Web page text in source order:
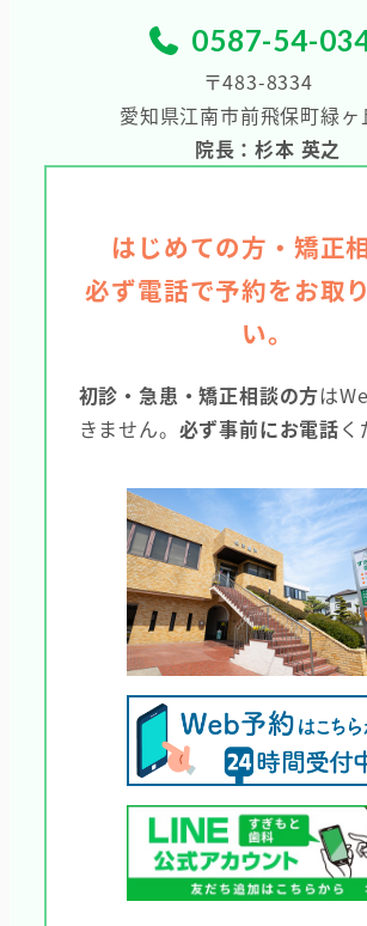
0587-54-
〒483-8334
愛知県江南市前飛保町緑ヶ
院長：杉本 英之
はじめての方・矯正
必ず電話で予約をお取
い。
初診・急患・矯正相談の方は
きません。 必ず事前にお電話く